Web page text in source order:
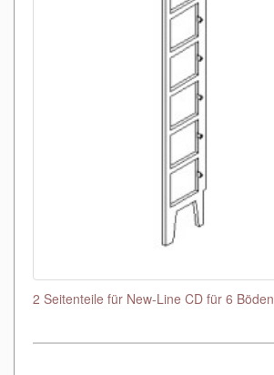
2 Seitenteile für New-Line CD für 6 Böden